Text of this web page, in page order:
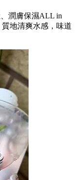
潤膚保濕ALL in
地清爽水感，味道